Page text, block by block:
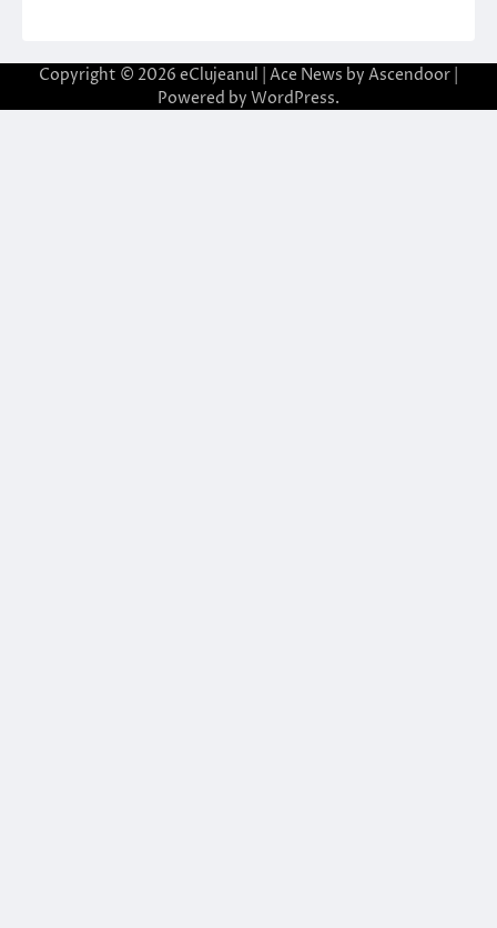
Copyright © 2026 eClujeanul | Ace News by Ascendoor
Powered by WordPress.